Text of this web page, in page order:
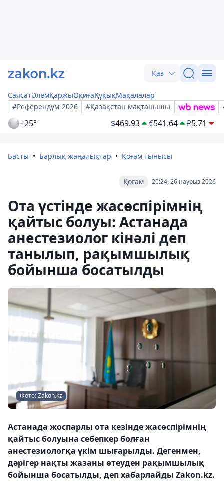
Қаз
СаясатӘлемҚаржыОқиғаҚұқықМақалалар
#Референдум-2026
#Қазақстан мақтанышы
+25° $469.93 €541.64 ₽5.71
Басты Барлық жаңалықтар Қоғам тынысы
20:24, 26 наурыз 2026
Қоғам
Ота үстінде жасөспірімнің
қайтыс болуы: Астанада
анестезиолог кінәлі деп
танылып, рақымшылық
бойынша босатылды
Фото: Zakon.kz
Астанада жоспарлы ота кезінде жасөспірімнің
қайтыс болуына себепкер болған
анестезиологқа үкім шығарылды. Дегенмен,
дәрігер нақты жазаны өтеуден рақымшылық
бойынша босатылды, деп хабарлайды Zakon.kz.